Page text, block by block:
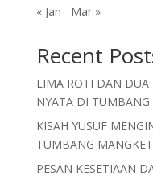
« Jan
Mar »
Recent
LIMA ROTI DAN DUA
NYATA DI TUMBANG
KISAH YUSUF
TUMBANG
PESAN KESETIAAN